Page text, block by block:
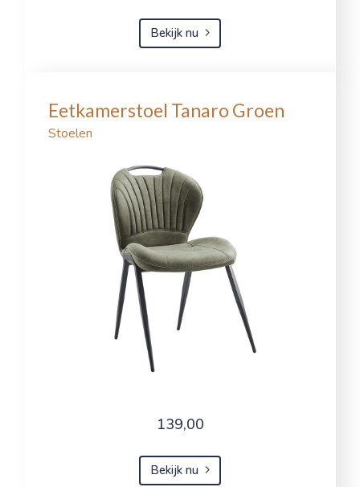
Bekijk nu
Eetkamerstoel Tanaro Groen
Stoelen
139,00
Bekijk nu